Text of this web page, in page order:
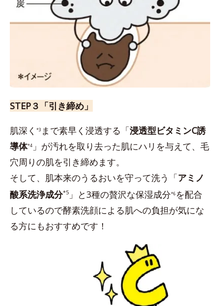
STEP３「引き締め」
肌深く *3 まで素早く浸透する「浸透型ビタミンC誘
導体*4 」が汚れを取り去った肌にハリを与えて、毛
穴周りの肌を引き締めます。
そして、肌本来のうるおいを守って洗う「アミノ
酸系洗浄成分*5 」と3種の贅沢な保湿成分*6 を配合
しているので酵素洗顔による肌への負担が気にな
る方にもおすすめです！